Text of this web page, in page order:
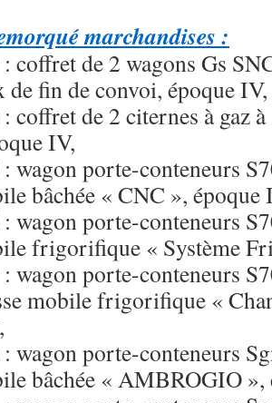
marchandises :
coffret de 2 wagons Gs
de fin de convoi, époque IV,
coffret de 2 citernes à gaz
IV,
wagon porte-conteneurs
bâchée « CNC », époque
wagon porte-conteneurs
frigorifique « Système
wagon porte-conteneurs
mobile frigorifique «
wagon porte-conteneurs
bâchée « AMBROGIO